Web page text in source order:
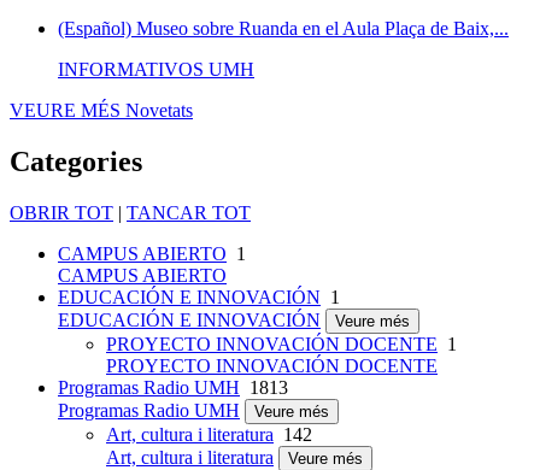
(Español) Museo sobre Ruanda en el Aula Plaça de Baix,...
INFORMATIVOS UMH
VEURE MÉS Novetats
Categories
OBRIR TOT | TANCAR TOT
CAMPUS ABIERTO 1
CAMPUS ABIERTO
EDUCACIÓN E INNOVACIÓN 1
EDUCACIÓN E INNOVACIÓN
Veure més
PROYECTO INNOVACIÓN DOCENTE 1
PROYECTO INNOVACIÓN DOCENTE
Programas Radio UMH 1813
Programas Radio UMH
Veure més
Art, cultura i literatura 142
Art, cultura i literatura
Veure més